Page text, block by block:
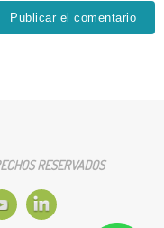
RESERVADOS